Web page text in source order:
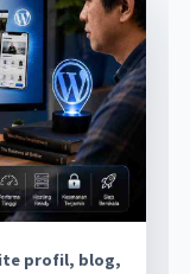
profil, blog,